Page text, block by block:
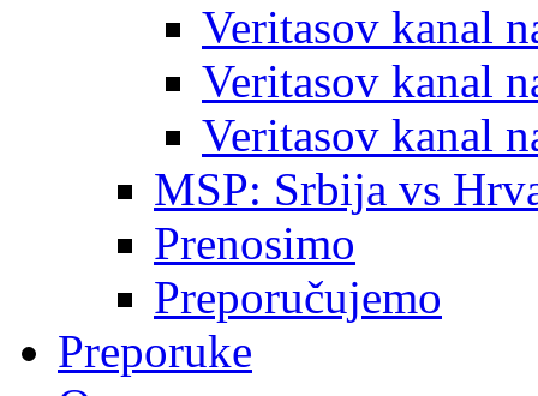
Veritasov kanal
Veritasov kanal
Veritasov kanal
MSP: Srbija vs
Prenosimo
Preporučujemo
Preporuke